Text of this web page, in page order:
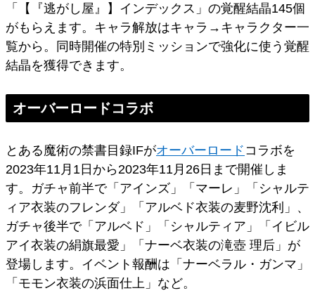
「【『逃がし屋』】インデックス」の覚醒結晶145個
がもらえます。キャラ解放はキャラ→キャラクター一
覧から。同時開催の特別ミッションで強化に使う覚醒
結晶を獲得できます。
オーバーロードコラボ
とある魔術の禁書目録IFがオーバーロード コラボを
2023年11月1日から2023年11月26日まで開催しま
す。ガチャ前半で「アインズ」「マーレ」「シャルテ
ィア衣装のフレンダ」「アルベド衣装の麦野沈利」、
ガチャ後半で「アルベド」「シャルティア」「イビル
アイ衣装の絹旗最愛」「ナーベ衣装の滝壺 理后」が
登場します。イベント報酬は「ナーベラル・ガンマ」
「モモン衣装の浜面仕上」など。